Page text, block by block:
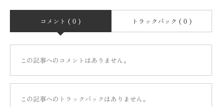
コメント ( 0 ) トラックバック ( 0 )
この記事へのコメントはありません。
この記事へのトラックバックはありません。